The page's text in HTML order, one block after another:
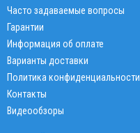
Часто задаваемые вопросы
Гарантии
Информация об оплате
Варианты доставки
Политика конфиденциальности
Контакты
Видеообзоры